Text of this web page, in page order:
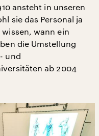
ansteht in unseren
sie das Personal ja
wann ein
die Umstellung
und
ab 2004